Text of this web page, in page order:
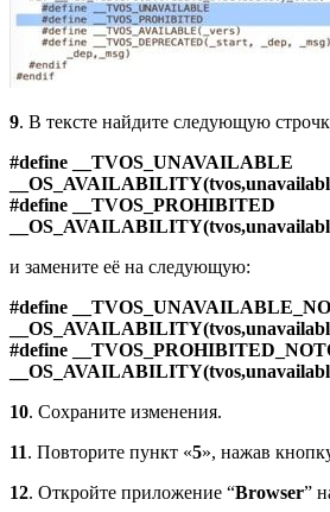
9. В тексте найдите следующую
#define __TVOS_UNAVAILABLE
#define __TVOS_PROHIBITED
и замените её на следующую:
#define
#define
10. Сохраните изменения.
11. Повторите пункт «5», нажав
12. Откройте приложение “Browser”